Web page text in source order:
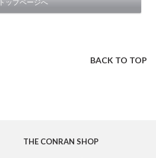
トップページへ
BACK TO TOP
THE CONRAN SHOP